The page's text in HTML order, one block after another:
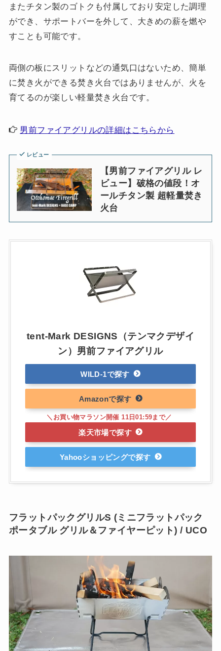
またチタン製のゴトクも付属しており安定した調理
ができ、サポートバーを外して、大きめの薪を燃や
すことも可能です。
両側の板にスリットなどの通気口はないため、簡単
に焚き火ができる焚き火台ではありませんが、火を
育てるのが楽しい軽量焚き火台です。
男前ファイアグリルの詳細はこちらから
レビュー
【男前ファイアグリル レ
ビュー】破格の値段！オ
ールチタン製 超軽量焚き
火台
tent-Mark DESIGNS（テンマクデザイ
ン）男前ファイアグリル
WILD-1
Amazon
楽天市場
Yahooショッピング
フラットパックグリルS (ミニフラットパック
ポータブル グリル＆ファイヤーピット) / UCO